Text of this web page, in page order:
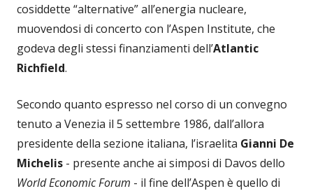
cosiddette “alternative” all’energia nucleare,
muovendosi di concerto con l’Aspen Institute, che
godeva degli stessi finanziamenti dell’Atlantic
Richfield.
Secondo quanto espresso nel corso di un convegno
tenuto a Venezia il 5 settembre 1986, dall’allora
presidente della sezione italiana, l’israelita Gianni De
Michelis - presente anche ai simposi di Davos dello
World Economic Forum - il fine dell’Aspen è quello di